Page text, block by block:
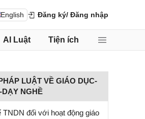
English Đăng ký/ Đăng nhập
AI Luật Tiện ích
LUẬT VỀ GIÁO DỤC-
NGHỀ
TNDN đối với hoạt động giáo